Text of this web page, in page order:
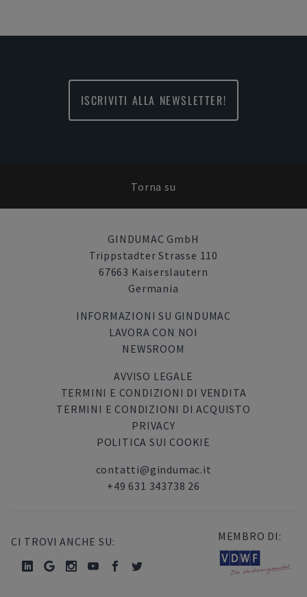
ISCRIVITI ALLA NEWSLETTER!
Torna su
GINDUMAC GmbH
Trippstadter Strasse 110
67663 Kaiserslautern
Germania
INFORMAZIONI SU GINDUMAC
LAVORA CON NOI
NEWSROOM
AVVISO LEGALE
TERMINI E CONDIZIONI DI VENDITA
TERMINI E CONDIZIONI DI ACQUISTO
PRIVACY
POLITICA SUI COOKIE
contatti@gindumac.it
+49 631 343738 26
CI TROVI ANCHE SU: MEMBRO DI: